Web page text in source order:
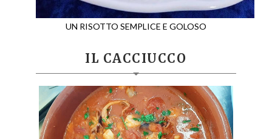
UN RISOTTO SEMPLICE E GOLOSO
IL CACCIUCCO